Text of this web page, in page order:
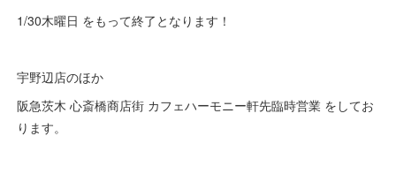
1/30木曜日 をもって終了となります！
宇野辺店のほか
阪急茨木 心斎橋商店街 カフェハーモニー軒先臨時営業 をしてお
ります。